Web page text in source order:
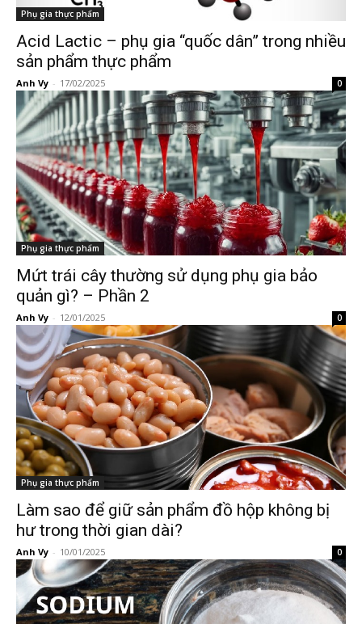
Phụ gia thực phẩm
Acid Lactic – phụ gia “quốc dân” trong nhiều
sản phẩm thực phẩm
Anh Vy - 17/02/2025 0
Phụ gia thực phẩm
Mứt trái cây thường sử dụng phụ gia bảo
quản gì? – Phần 2
Anh Vy - 12/01/2025 0
Phụ gia thực phẩm
Làm sao để giữ sản phẩm đồ hộp không bị
hư trong thời gian dài?
Anh Vy - 10/01/2025 0